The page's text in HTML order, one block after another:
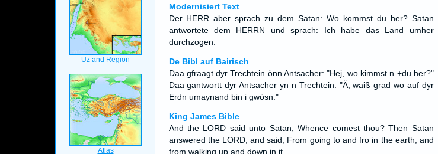
Modernisiert Text
Der HERR aber sprach zu dem Satan: Wo kommst du her? Satan
antwortete dem HERRN und sprach: Ich habe das Land umher
durchzogen.
De Bibl auf Bairisch
Daa gfraagt dyr Trechtein önn Antsacher: "Hej, wo kimmst n +du her?"
Daa gantwortt dyr Antsacher yn n Trechtein: "Ä, waiß grad wo auf dyr
Erdn umaynand bin i gwösn."
King James Bible
And the LORD said unto Satan, Whence comest thou? Then Satan
answered the LORD, and said, From going to and fro in the earth, and
from walking up and down in it.